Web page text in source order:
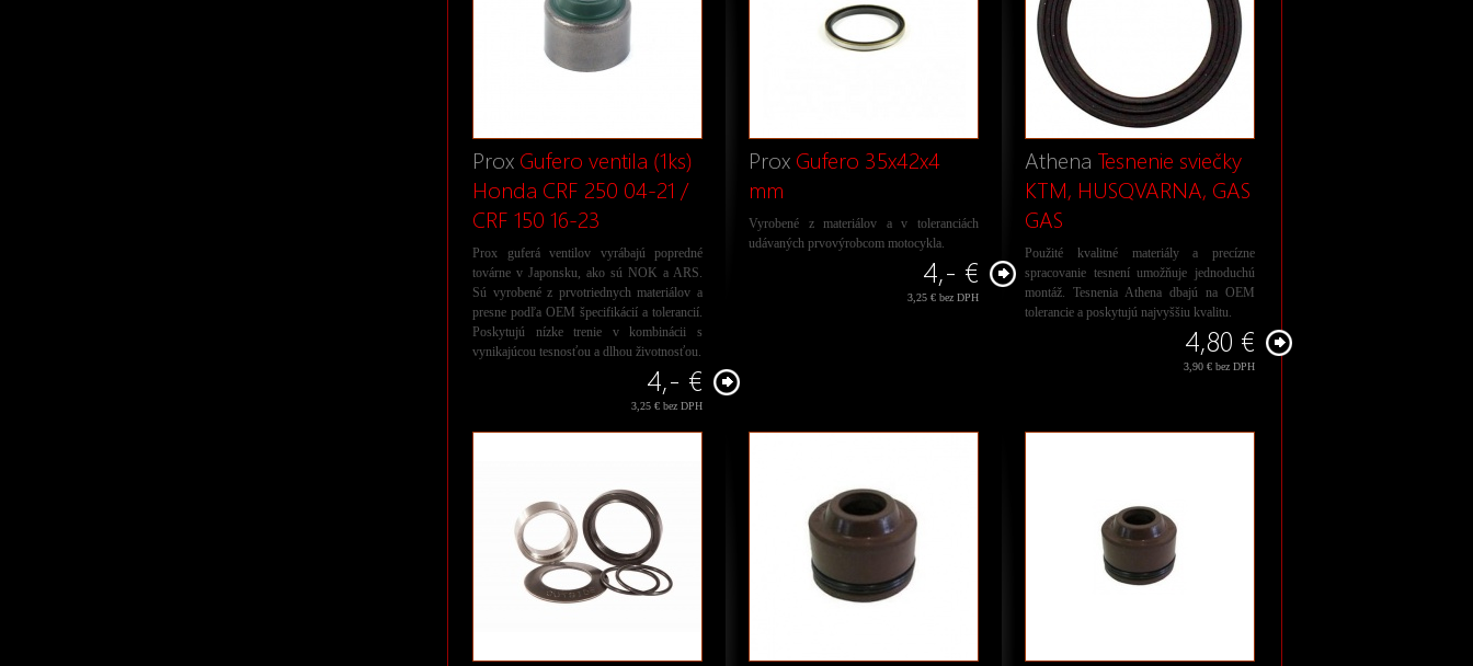
Prox Gufero ventila (1ks)
Honda CRF 250 04-21 /
CRF 150 16-23
Prox guferá ventilov vyrábajú popredné
továrne v Japonsku, ako sú NOK a ARS.
Sú vyrobené z prvotriednych materiálov a
presne podľa OEM špecifikácií a tolerancií.
Poskytujú nízke trenie v kombinácii s
vynikajúcou tesnosťou a dlhou životnosťou.
4,- €
3,25 € bez DPH
Prox Gufero 35x42x4
mm
Vyrobené z materiálov a v toleranciách
udávaných prvovýrobcom motocykla.
4,- €
3,25 € bez DPH
Athena Tesnenie sviečky
KTM, HUSQVARNA, GAS
GAS
Použité kvalitné materiály a precízne
spracovanie tesnení umožňuje jednoduchú
montáž. Tesnenia Athena dbajú na OEM
tolerancie a poskytujú najvyššiu kvalitu.
4,80 €
3,90 € bez DPH